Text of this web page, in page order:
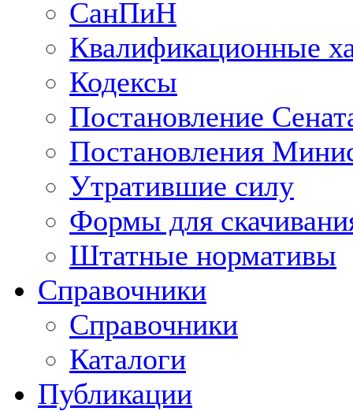
СанПиН
Квалификационные
Кодексы
Постановление
Постановления
Утратившие силу
Формы для
Штатные нормативы
Справочники
Справочники
Каталоги
Публикации